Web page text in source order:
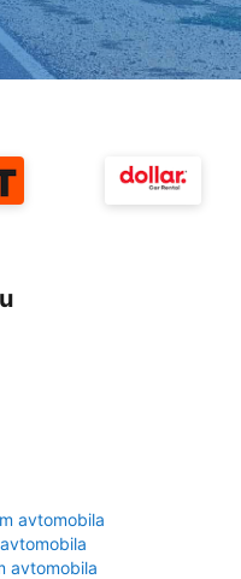
avtomobila
avtomobila